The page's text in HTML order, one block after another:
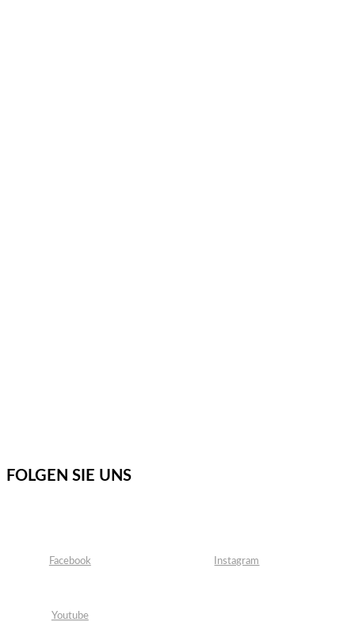
FOLGEN SIE UNS
Facebook Instagram
Youtube